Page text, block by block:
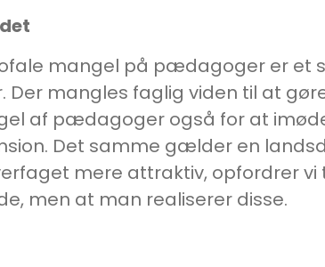
mangel på pædagoger er et
mangles faglig viden til at
af pædagoger også for at
Det samme gælder en
mere attraktiv, opfordrer
men at man realiserer disse.